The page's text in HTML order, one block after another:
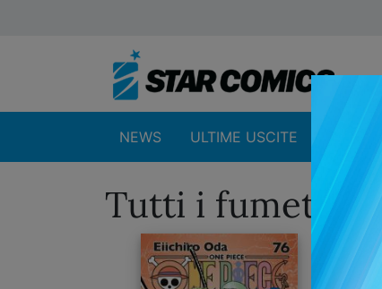
NEWS ULTIME USCITE
Tutti i fumetti